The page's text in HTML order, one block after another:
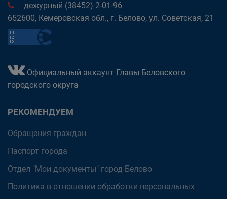
дежурный (38452) 2-01-96
652600, Кемеровская обл., г. Белово, ул. Советская, 21
Официальный аккаунт Главы Беловского
городского округа
РЕКОМЕНДУЕМ
Обращения граждан
Паспорт города
Отдел "Мои документы" город Белово
Политика в отношении обработки персональных